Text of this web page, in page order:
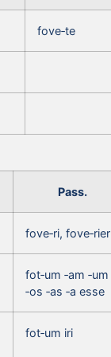
fove‑te
Pass.
fove‑ri, fove‑rier
fot‑um ‑am ‑um
‑os ‑as ‑a esse
fot‑um iri